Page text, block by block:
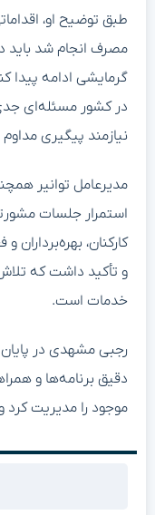
طبق توضیح او،
مصرف انجام شد باید
گرمایشی ادامه پیدا
در کشور مسئله‌ای
نیازمند پیگیری
مدیرعامل توانیر
استمرار جلسات
کارکنان،
و تأکید داشت که
خدمات است.
رجبی مشهدی در پایان
دقیق برنامه‌ها و
موجود را مدیریت کرد